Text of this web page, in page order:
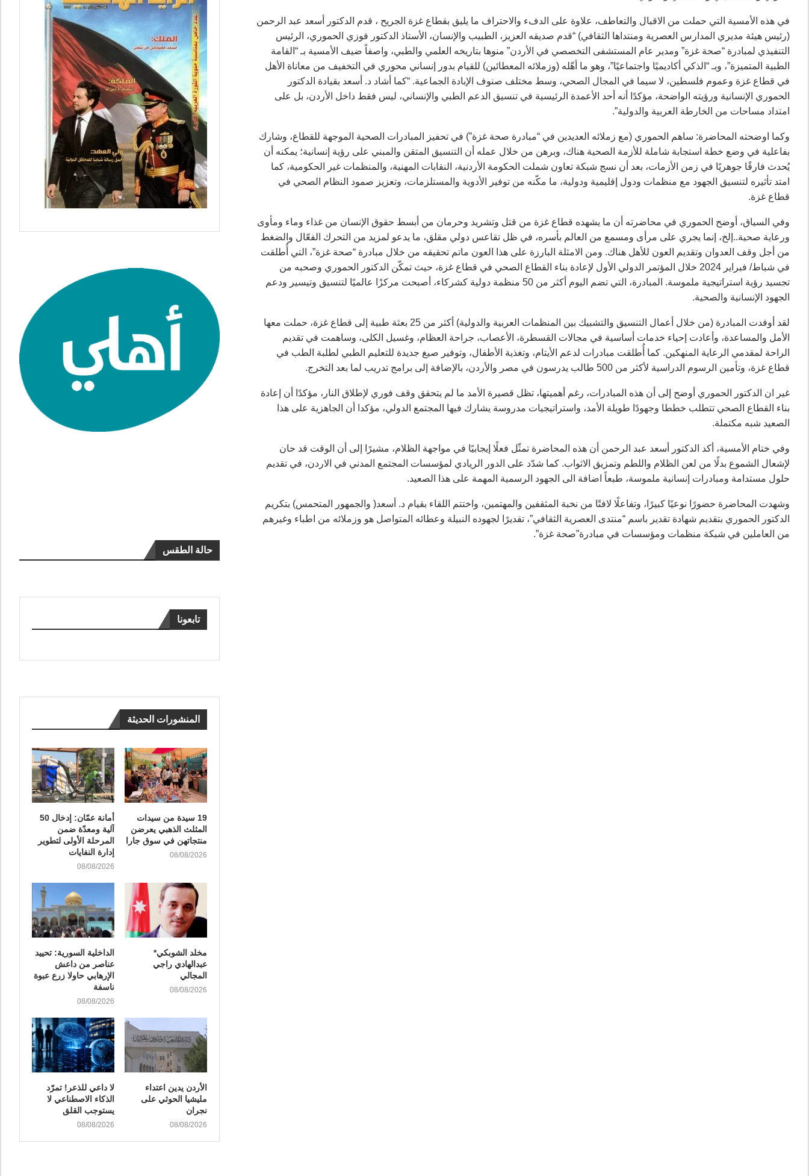
في هذه الأمسية التي حملت من الاقبال والتعاطف، علاوة على الدفء والاحتراف ما يليق بقطاع غزة الجريح ، قدم الدكتور أسعد عبد الرحمن
(رئيس هيئة مديري المدارس العصرية ومنتداها الثقافي) “قدم صديقه العزيز، الطبيب والإنسان، الأستاذ الدكتور فوزي الحموري، الرئيس
التنفيذي لمبادرة “صحة غزة” ومدير عام المستشفى التخصصي في الأردن” منوها بتاريخه العلمي والطبي، واصفاً ضيف الأمسية بـ “القامة
الطبية المتميزة”، وبـ “الذكي أكاديميًا واجتماعيًا”، وهو ما أهّله (وزملائه المعطائين) للقيام بدور إنساني محوري في التخفيف من معاناة الأهل
في قطاع غزة وعموم فلسطين، لا سيما في المجال الصحي، وسط مختلف صنوف الإبادة الجماعية. “كما أشاد د. أسعد بقيادة الدكتور
الحموري الإنسانية ورؤيته الواضحة، مؤكدًا أنه أحد الأعمدة الرئيسية في تنسيق الدعم الطبي والإنساني، ليس فقط داخل الأردن، بل على
امتداد مساحات من الخارطة العربية والدولية”.
وكما اوضحته المحاضرة: ساهم الحموري (مع زملائه العديدين في “مبادرة صحة غزة”) في تحفيز المبادرات الصحية الموجهة للقطاع، وشارك
بفاعلية في وضع خطة استجابة شاملة للأزمة الصحية هناك، وبرهن من خلال عمله أن التنسيق المتقن والمبني على رؤية إنسانية؛ يمكنه أن
يُحدث فارقًا جوهريًا في زمن الأزمات، بعد أن نسج شبكة تعاون شملت الحكومة الأردنية، النقابات المهنية، والمنظمات غير الحكومية، كما
امتد تأثيره لتنسيق الجهود مع منظمات ودول إقليمية ودولية، ما مكّنه من توفير الأدوية والمستلزمات، وتعزيز صمود النظام الصحي في
قطاع غزة.
وفي السياق، أوضح الحموري في محاضرته أن ما يشهده قطاع غزة من قتل وتشريد وحرمان من أبسط حقوق الإنسان من غذاء وماء ومأوى
ورعاية صحية..إلخ، إنما يجري على مرأى ومسمع من العالم بأسره، في ظل تقاعس دولي مقلق، ما يدعو لمزيد من التحرك الفعّال والضغط
من أجل وقف العدوان وتقديم العون للأهل هناك. ومن الامثلة البارزة على هذا العون ماتم تحقيقه من خلال مبادرة “صحة غزة”، التي أُطلقت
في شباط/ فبراير 2024 خلال المؤتمر الدولي الأول لإعادة بناء القطاع الصحي في قطاع غزة، حيث تمكّن الدكتور الحموري وصحبه من
تجسيد رؤية استراتيجية ملموسة. المبادرة، التي تضم اليوم أكثر من 50 منظمة دولية كشركاء، أصبحت مركزًا عالميًا لتنسيق وتيسير ودعم
الجهود الإنسانية والصحية.
لقد أوفدت المبادرة (من خلال أعمال التنسيق والتشبيك بين المنظمات العربية والدولية) أكثر من 25 بعثة طبية إلى قطاع غزة، حملت معها
الأمل والمساعدة، وأعادت إحياء خدمات أساسية في مجالات القسطرة، الأعصاب، جراحة العظام، وغسيل الكلى، وساهمت في تقديم
الراحة لمقدمي الرعاية المنهكين. كما أُطلقت مبادرات لدعم الأيتام، وتغذية الأطفال، وتوفير صيغ جديدة للتعليم الطبي لطلبة الطب في
قطاع غزة، وتأمين الرسوم الدراسية لأكثر من 500 طالب يدرسون في مصر والأردن، بالإضافة إلى برامج تدريب لما بعد التخرج.
غير ان الدكتور الحموري أوضح إلى أن هذه المبادرات، رغم أهميتها، تظل قصيرة الأمد ما لم يتحقق وقف فوري لإطلاق النار، مؤكدًا أن إعادة
بناء القطاع الصحي تتطلب خططا وجهودًا طويلة الأمد، واستراتيجيات مدروسة يشارك فيها المجتمع الدولي، مؤكدا أن الجاهزية على هذا
الصعيد شبه مكتملة.
وفي ختام الأمسية، أكد الدكتور أسعد عبد الرحمن أن هذه المحاضرة تمثّل فعلًا إيجابيًا في مواجهة الظلام، مشيرًا إلى أن الوقت قد حان
لإشعال الشموع بدلًا من لعن الظلام واللطم وتمزيق الاثواب. كما شدّد على الدور الريادي لمؤسسات المجتمع المدني في الاردن، في تقديم
حلول مستدامة ومبادرات إنسانية ملموسة، طبعاً اضافة الى الجهود الرسمية المهمة على هذا الصعيد.
وشهدت المحاضرة حضورًا نوعيًا كبيرًا، وتفاعلًا لافتًا من نخبة المثقفين والمهتمين، واختتم اللقاء بقيام د. أسعد( والجمهور المتحمس) بتكريم
الدكتور الحموري بتقديم شهادة تقدير باسم “منتدى العصرية الثقافي”، تقديرًا لجهوده النبيلة وعطائه المتواصل هو وزملائه من اطباء وغيرهم
من العاملين في شبكة منظمات ومؤسسات في مبادرة”صحة غزة”.
حالة الطقس
تابعونا
المنشورات الحديثة
19 سيدة من سيدات
المثلث الذهبي يعرضن
منتجاتهن في سوق جارا
08/08/2026
أمانة عمّان: إدخال 50
آلية ومعدّة ضمن
المرحلة الأولى لتطوير
إدارة النفايات
08/08/2026
مخلد الشوبكي*
عبدالهادي راجي
المجالي
08/08/2026
الداخلية السورية: تحييد
عناصر من داعش
الإرهابي حاولا زرع عبوة
ناسفة
08/08/2026
الأردن يدين اعتداء
مليشيا الحوثي على
نجران
08/08/2026
لا داعي للذعر! تمرّد
الذكاء الاصطناعي لا
يستوجب القلق
08/08/2026